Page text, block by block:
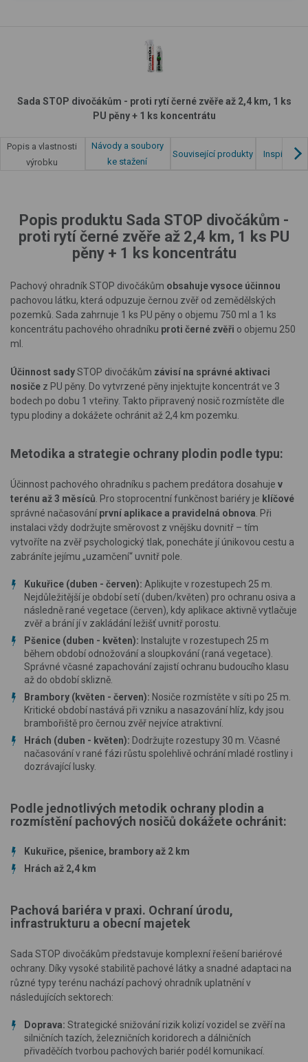
Sada STOP divočákům - proti rytí černé zvěře až 2,4 km, 1 ks
PU pěny + 1 ks koncentrátu
Popis a vlastnosti
výrobku
Návody a soubory
ke stažení
Související produkty Inspirace
Popis produktu Sada STOP divočákům -
proti rytí černé zvěře až 2,4 km, 1 ks PU
pěny + 1 ks koncentrátu
Pachový ohradník STOP divočákům obsahuje vysoce účinnou
pachovou látku, která odpuzuje černou zvěř od zemědělských
pozemků. Sada zahrnuje 1 ks PU pěny o objemu 750 ml a 1 ks
koncentrátu pachového ohradníku proti černé zvěři o objemu 250
ml.
Účinnost sadySTOP divočákům závisí na správné aktivaci
nosiče z PU pěny. Do vytvrzené pěny injektujte koncentrát ve 3
bodech po dobu 1 vteřiny. Takto připravený nosič rozmístěte dle
typu plodiny a dokážete ochránit až 2,4 km pozemku.
Metodika a strategie ochrany plodin podle typu:
Účinnost pachového ohradníku s pachem predátora dosahuje v
terénu až 3 měsíců . Pro stoprocentní funkčnost bariéry je klíčové
správné načasování první aplikace a pravidelná obnova . Při
instalaci vždy dodržujte směrovost z vnějšku dovnitř – tím
vytvoříte na zvěř psychologický tlak, ponecháte jí únikovou cestu a
zabráníte jejímu „uzamčení“ uvnitř pole.
Kukuřice (duben - červen): Aplikujte v rozestupech 25 m.
Nejdůležitější je období setí (duben/květen) pro ochranu osiva a
následně rané vegetace (červen), kdy aplikace aktivně vytlačuje
zvěř a brání jí v zakládání ležišť uvnitř porostu.
Pšenice (duben - květen): Instalujte v rozestupech 25 m
během období odnožování a sloupkování (raná vegetace).
Správné včasné zapachování zajistí ochranu budoucího klasu
až do období sklizně.
Brambory (květen - červen): Nosiče rozmístěte v síti po 25 m.
Kritické období nastává při vzniku a nasazování hlíz, kdy jsou
brambořiště pro černou zvěř nejvíce atraktivní.
Hrách (duben - květen): Dodržujte rozestupy 30 m. Včasné
načasování v rané fázi růstu spolehlivě ochrání mladé rostliny i
dozrávající lusky.
Podle jednotlivých metodik ochrany plodin a
rozmístění pachových nosičů dokážete ochránit:
Kukuřice, pšenice, brambory až 2 km
Hrách až 2,4 km
Pachová bariéra v praxi. Ochraní úrodu,
infrastrukturu a obecní majetek
Sada STOP divočákům představuje komplexní řešení bariérové
ochrany. Díky vysoké stabilitě pachové látky a snadné adaptaci na
různé typy terénu nachází pachový ohradník uplatnění v
následujících sektorech:
Doprava: Strategické snižování rizik kolizí vozidel se zvěří na
silničních tazích, železničních koridorech a dálničních
přivaděčích tvorbou pachových bariér podél komunikací.